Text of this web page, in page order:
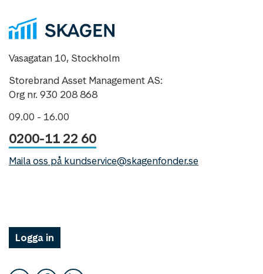
Vasagatan 10, Stockholm
Storebrand Asset Management AS:
Org nr. 930 208 868
09.00 - 16.00
0200-11 22 60
Maila oss på kundservice@skagenfonder.se
Logga in